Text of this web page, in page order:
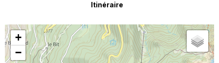
Itinéraire
+
−